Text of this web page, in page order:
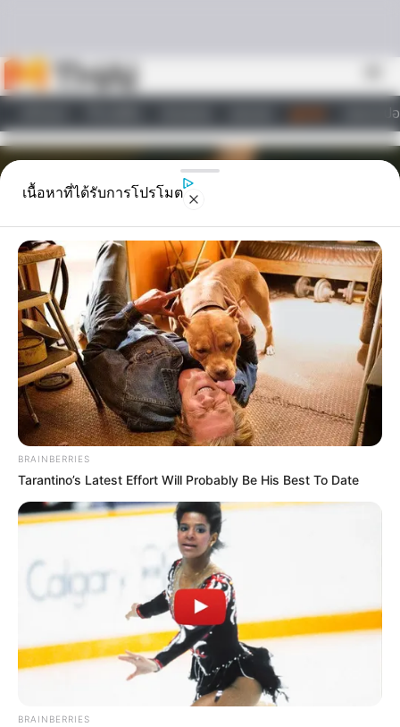
วอลเปเ
ไลฟ์สไตล์
ฤกษ์มงคล
ฤกษ์สมัครงาน 2567 เช็ก
ฤกษ์ดีปีมังกร
ฤกษ์สมัครงาน 2567 เช็กฤกษ์ดีปีมังกร หน้าที่การงานดี ได้งาน
สมใจ ดูฤกษ์ดีก่อนสมัครงาน
เนื้อหาที่ได้รับการโปรโมต
BRAINBERRIES
Tarantino’s Latest Effort Will Probably Be His Best To Date
BRAINBERRIES